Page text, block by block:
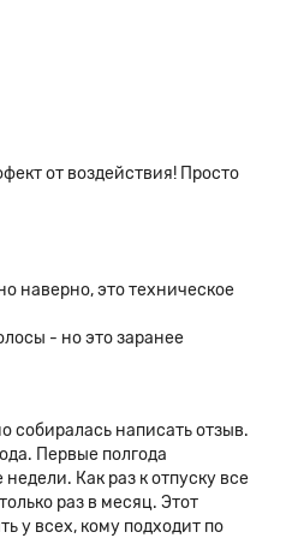
BRI956, нужно учесть
подходящий аксессуар.
лица.
подмышек.
в форме и размере
технологии Intensive
система, основанная на
влиять на пигмент волос.
от воздействия! Просто
наверно, это техническое
- но это заранее
собиралась написать отзыв.
Первые полгода
Как раз к отпуску все
раз в месяц. Этот
у всех, кому подходит по